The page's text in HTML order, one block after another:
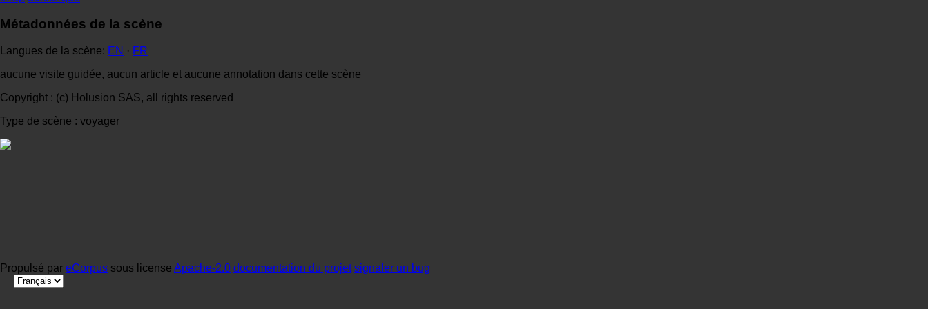
Métadonnées de la scène
Langues de la scène: EN · FR
aucune visite guidée, aucun article et aucune annotation dans cette scène
Copyright : (c) Holusion SAS, all rights reserved
Type de scène : voyager
Propulsé par eCorpus sous license Apache-2.0 documentation du projet signaler un bug